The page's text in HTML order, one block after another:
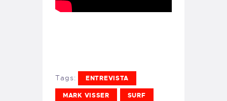
Tags: ENTREVISTA
MARK VISSER SURF